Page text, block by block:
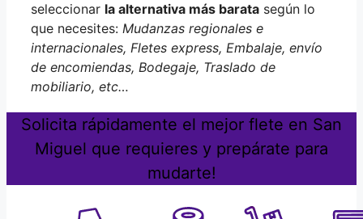
seleccionar la alternativa más barata según lo
que necesites: Mudanzas regionales e
internacionales, Fletes express, Embalaje, envío
de encomiendas, Bodegaje, Traslado de
mobiliario, etc…
Solicita rápidamente el mejor flete en San
Miguel que requieres y prepárate para
mudarte!